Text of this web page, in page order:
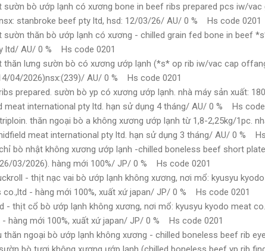
sườn bò ướp lạnh có xương bone in beef ribs prepared pcs iw/
stanbroke beef pty ltd, hsd: 12/03/26/ AU/ 0 % Hs code 0201
sườn thăn bò ướp lạnh có xương - chilled grain fed bone in beef
ltd/ AU/ 0 % Hs code 0201
thăn lưng sườn bò có xương ướp lạnh (*s* op rib iw/vac cap
04/2026)nsx:(239)/ AU/ 0 % Hs code 0201
prepared. sườn bò yp có xương ướp lạnh. nhà máy sản xuất:
meat international pty ltd. hạn sử dụng 4 tháng/ AU/ 0 % Hs code
thăn ngoại bò a không xương ướp lạnh từ 1,8-2,25kg/1pc.
meat international pty ltd. hạn sử dụng 3 tháng/ AU/ 0 %
bò nhật không xương ướp lạnh -chilled boneless beef short
03/2026). hàng mới 100%/ JP/ 0 % Hs code 0201
- thịt nạc vai bò ướp lạnh không xương, nơi mổ: kyusyu
- hàng mới 100%, xuất xứ japan/ JP/ 0 % Hs code 0201
- thịt cổ bò ướp lạnh không xương, nơi mổ: kyusyu kyodo meat
hàng mới 100%, xuất xứ japan/ JP/ 0 % Hs code 0201
thăn ngoại bò ướp lạnh không xương - chilled boneless beef rib